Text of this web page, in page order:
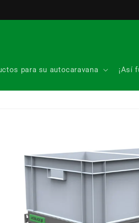
Servicio de atención al
para su autocaravana ¡Así